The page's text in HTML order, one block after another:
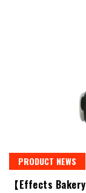
PRODUCT NEWS
【Effects